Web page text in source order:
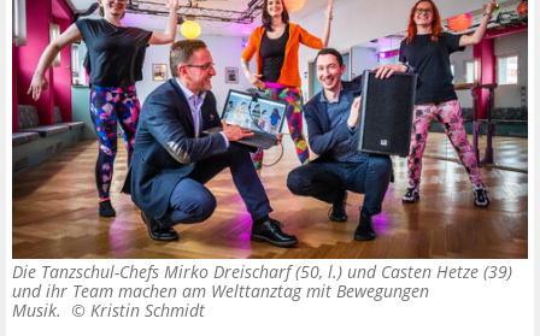
Die Tanzschul-Chefs Mirko Dreischarf (50, l.) und Casten Hetze (39)
und ihr Team machen am Welttanztag mit Bewegungen
Musik. © Kristin Schmidt